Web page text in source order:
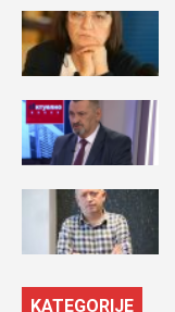
KATEGORIJE